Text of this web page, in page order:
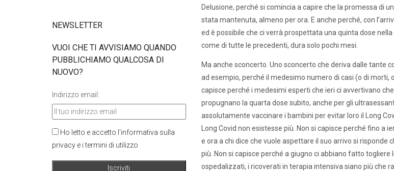
Delusione, perché si comincia a capire che la promessa di
stata mantenuta, almeno per ora. E anche perché, con
ed è possibile che ci verrà prospettata una quinta dose
come di tutte le precedenti, dura solo pochi mesi.
Ma anche sconcerto. Uno sconcerto che deriva dalle tante
ad esempio, perché il medesimo numero di casi (o di
capisce perché i medesimi esperti che ieri ci avvertivano
propugnano la quarta dose subito, anche per gli
assolutamente vaccinare i bambini per evitar loro il Long
Long Covid non esistesse più. Non si capisce perché fino a
e ora a chi dice che vuole aspettare il suo arrivo si risponde
più. Non si capisce perché a giugno ci abbiano fatto
ospedalizzati, i ricoverati in terapia intensiva siano più che
NEWSLETTER
VUOI CHE TI AVVISIAMO QUANDO
PUBBLICHIAMO QUALCOSA DI
NUOVO?
Indirizzo email:
Ho letto e accetto l'informativa sulla
privacy e i termini di utilizzo